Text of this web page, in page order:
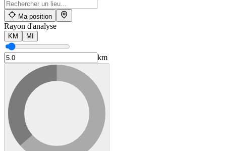
Ma position
Rayon d'analyse
KM MI
km